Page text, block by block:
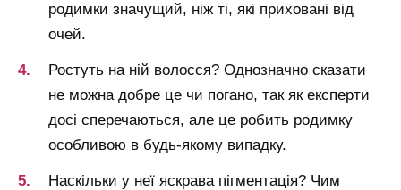
родимки значущий, ніж ті, які приховані від
очей.
Ростуть на ній волосся? Однозначно сказати
не можна добре це чи погано, так як експерти
досі сперечаються, але це робить родимку
особливою в будь-якому випадку.
Наскільки у неї яскрава пігментація? Чим